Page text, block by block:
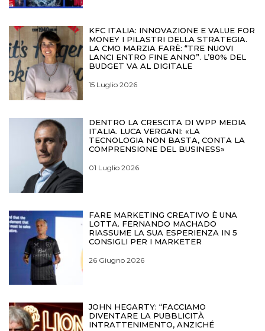
KFC ITALIA: INNOVAZIONE E VALUE FOR
MONEY I PILASTRI DELLA STRATEGIA.
LA CMO MARZIA FARÈ: “TRE NUOVI
LANCI ENTRO FINE ANNO”. L’80% DEL
BUDGET VA AL DIGITALE
15 Luglio 2026
DENTRO LA CRESCITA DI WPP MEDIA
ITALIA. LUCA VERGANI: «LA
TECNOLOGIA NON BASTA, CONTA LA
COMPRENSIONE DEL BUSINESS»
01 Luglio 2026
FARE MARKETING CREATIVO È UNA
LOTTA. FERNANDO MACHADO
RIASSUME LA SUA ESPERIENZA IN 5
CONSIGLI PER I MARKETER
26 Giugno 2026
JOHN HEGARTY: “FACCIAMO
DIVENTARE LA PUBBLICITÀ
INTRATTENIMENTO, ANZICHÉ